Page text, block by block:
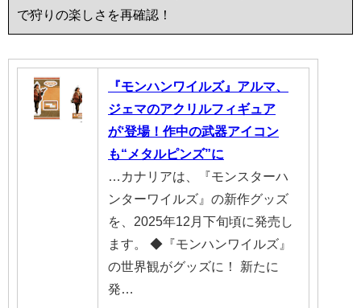
で狩りの楽しさを再確認！
『モンハンワイルズ』アルマ、
ジェマのアクリルフィギュア
が‘登場！作中の武器アイコン
も“メタルピンズ”に
…カナリアは、『モンスターハ
ンターワイルズ』の新作グッズ
を、2025年12月下旬頃に発売し
ます。 ◆『モンハンワイルズ』
の世界観がグッズに！ 新たに
発…